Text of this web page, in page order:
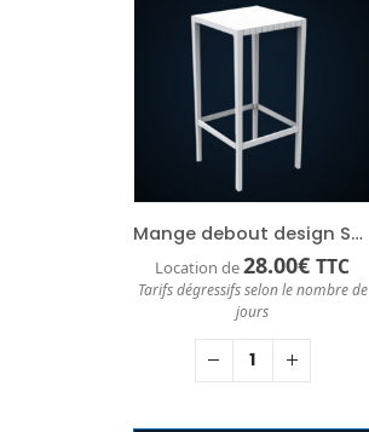
Mange debout design Spritz
Location de28.00€ TTC
Tarifs dégressifs selon le nombre de
jours